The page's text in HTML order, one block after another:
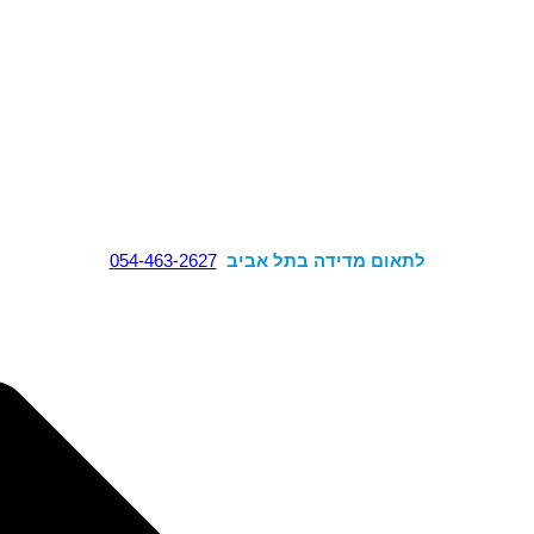
לתאום מדידה בתל אביב 054-463-2627